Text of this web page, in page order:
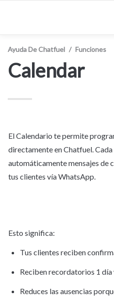
Ayuda De Chatfuel / Funciones
Calendar
El Calendario te permite
directamente en Chatfuel.
automáticamente mensajes
tus clientes vía WhatsApp.
Esto significa:
Tus clientes reciben
Reciben recordatorios 1 día
Reduces las ausencias